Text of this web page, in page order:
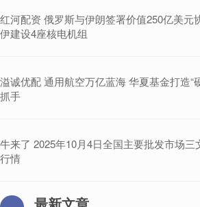
红河配资 俄罗斯与伊朗签署价值250亿美元
伊建设4座核电机组
溢诚优配 通用航空万亿蓝海 华夏基金打造“
抓手
牛来了 2025年10月4日全国主要批发市场三
行情